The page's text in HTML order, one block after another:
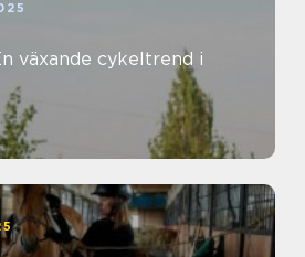
växande cykeltrend i